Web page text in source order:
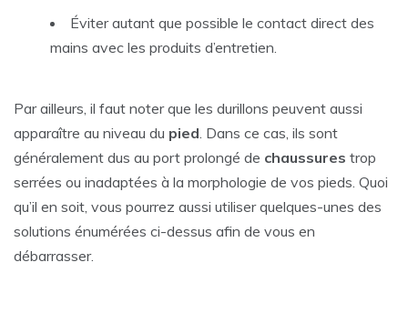
Éviter autant que possible le contact direct des
mains avec les produits d’entretien.
Par ailleurs, il faut noter que les durillons peuvent aussi
apparaître au niveau du pied. Dans ce cas, ils sont
généralement dus au port prolongé de chaussures trop
serrées ou inadaptées à la morphologie de vos pieds. Quoi
qu’il en soit, vous pourrez aussi utiliser quelques-unes des
solutions énumérées ci-dessus afin de vous en
débarrasser.